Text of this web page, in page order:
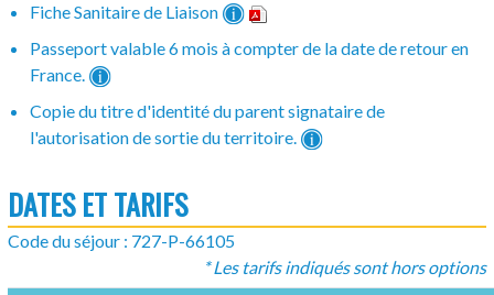
Fiche Sanitaire de Liaison
Passeport valable 6 mois à compter de la date de retour en
France.
Copie du titre d'identité du parent signataire de
l'autorisation de sortie du territoire.
DATES ET TARIFS
Code du séjour : 727-P-66105
* Les tarifs indiqués sont hors options